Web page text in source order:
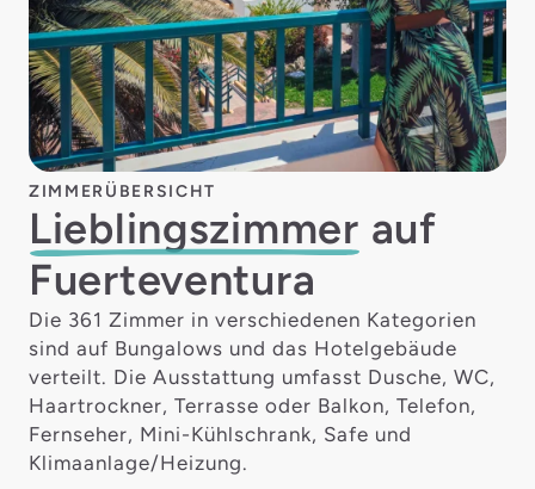
ZIMMERÜBERSICHT
Lieblings­zimmer auf
Fuerteventura
Die 361 Zimmer in verschiedenen Kategorien
sind auf Bungalows und das Hotelgebäude
verteilt. Die Ausstattung umfasst Dusche, WC,
Haartrockner, Terrasse oder Balkon, Telefon,
Fernseher, Mini-Kühlschrank, Safe und
Klimaanlage/Heizung.